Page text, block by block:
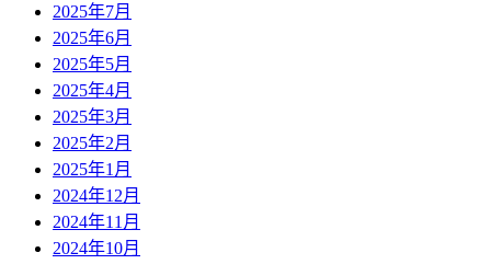
2025年7月
2025年6月
2025年5月
2025年4月
2025年3月
2025年2月
2025年1月
2024年12月
2024年11月
2024年10月